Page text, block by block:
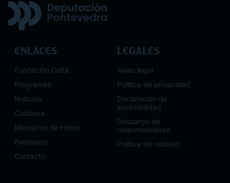
Enlaces
Fundación Celta
Programas
Noticias
Colabora
Miembros de Honor
Patronato
Contacto
Legales
Aviso legal
Política de privacidad
Declaración de
accesibilidad
Descargo de
responsabilidad
Política de cookies